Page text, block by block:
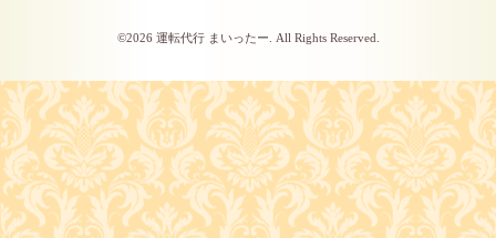
©2026 運転代行 まいったー . All Rights Reserved.